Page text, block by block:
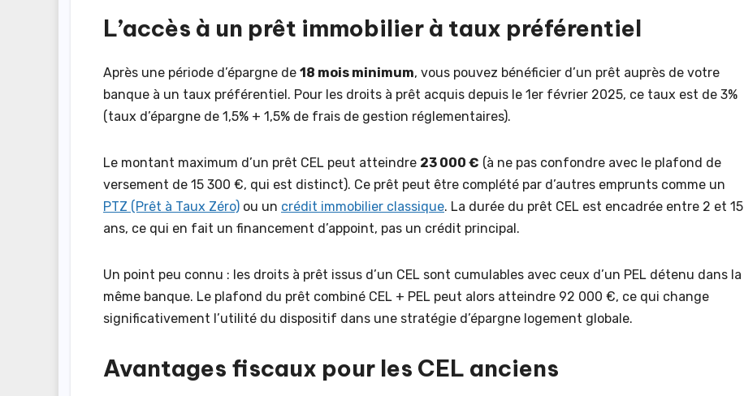
L’accès à un prêt immobilier à taux préférentiel
Après une période d’épargne de 18 mois minimum, vous pouvez bénéficier d’un prêt auprès de votre
banque à un taux préférentiel. Pour les droits à prêt acquis depuis le 1er février 2025, ce taux est de 3%
(taux d’épargne de 1,5% + 1,5% de frais de gestion réglementaires).
Le montant maximum d’un prêt CEL peut atteindre 23 000 € (à ne pas confondre avec le plafond de
versement de 15 300 €, qui est distinct). Ce prêt peut être complété par d’autres emprunts comme un
PTZ (Prêt à Taux Zéro) ou un crédit immobilier classique. La durée du prêt CEL est encadrée entre 2 et 15
ans, ce qui en fait un financement d’appoint, pas un crédit principal.
Un point peu connu : les droits à prêt issus d’un CEL sont cumulables avec ceux d’un PEL détenu dans la
même banque. Le plafond du prêt combiné CEL + PEL peut alors atteindre 92 000 €, ce qui change
significativement l’utilité du dispositif dans une stratégie d’épargne logement globale.
Avantages fiscaux pour les CEL anciens